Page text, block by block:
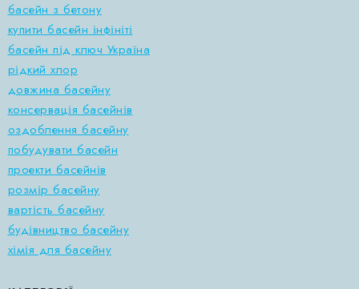
басейн з бетону
купити басейн інфініті
басейн під ключ Україна
рідкий хлор
довжина басейну
консервація басейнів
оздоблення басейну
побудувати басейн
проекти басейнів
розмір басейну
вартість басейну
будівництво басейну
хімія для басейну